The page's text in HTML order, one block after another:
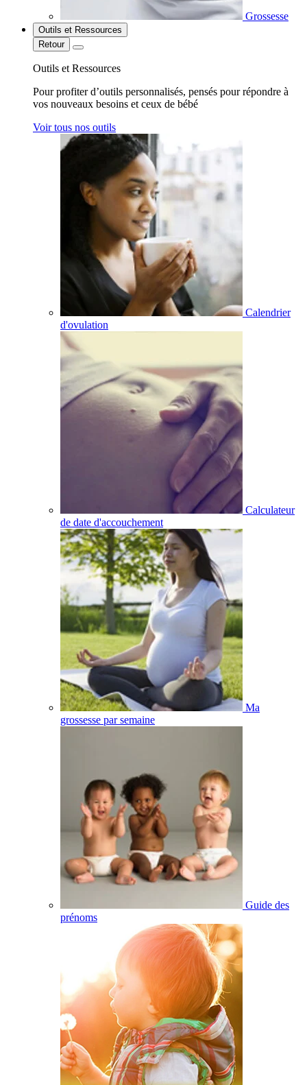
Grossesse
Outils et Ressources
Retour
Outils et Ressources
Pour profiter d’outils personnalisés, pensés pour répondre à
vos nouveaux besoins et ceux de bébé
Voir tous nos outils
Calendrier
d'ovulation
Calculateur
de date d'accouchement
Ma
grossesse par semaine
Guide des
prénoms